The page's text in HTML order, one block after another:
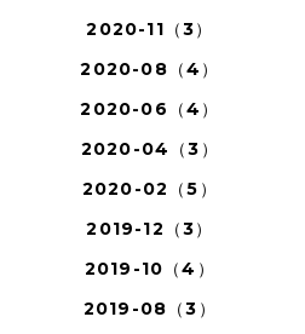
2020-11（3）
2020-08（4）
2020-06（4）
2020-04（3）
2020-02（5）
2019-12（3）
2019-10（4）
2019-08（3）